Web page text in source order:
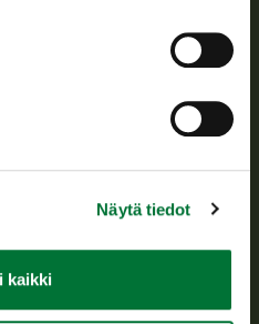
Näytä tiedot
kaikki
riistataloutta, tukee
ja huolehtii riistapolitiikan